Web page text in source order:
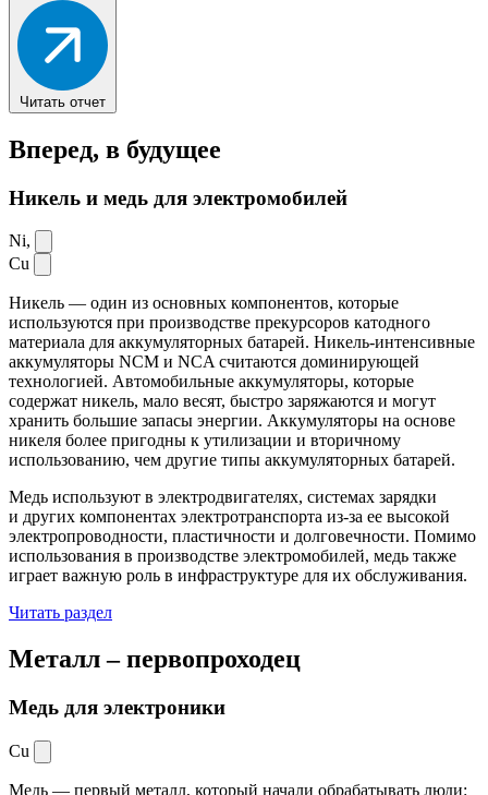
Читать отчет
Вперед, в будущее
Никель и медь для электромобилей
Ni,
Cu
Никель — один из основных компонентов, которые
используются при производстве прекурсоров катодного
материала для аккумуляторных батарей. Никель-интенсивные
аккумуляторы NCM и NCA считаются доминирующей
технологией. Автомобильные аккумуляторы, которые
содержат никель, мало весят, быстро заряжаются и могут
хранить большие запасы энергии. Аккумуляторы на основе
никеля более пригодны к утилизации и вторичному
использованию, чем другие типы аккумуляторных батарей.
Медь используют в электродвигателях, системах зарядки
и других компонентах электротранспорта из-за ее высокой
электропроводности, пластичности и долговечности. Помимо
использования в производстве электромобилей, медь также
играет важную роль в инфраструктуре для их обслуживания.
Читать раздел
Металл –первопроходец
Медь для электроники
Cu
Медь — первый металл, который начали обрабатывать люди: